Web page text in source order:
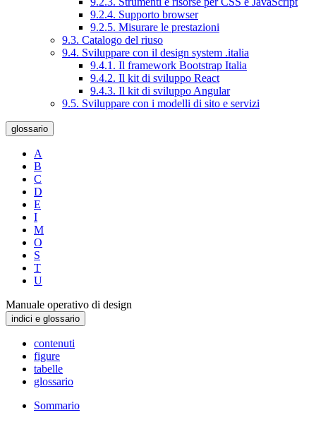
9.2.4. Supporto browser
9.2.5. Misurare le prestazioni
9.3. Catalogo del riuso
9.4. Sviluppare con il design system .italia
9.4.1. Il framework Bootstrap Italia
9.4.2. Il kit di sviluppo React
9.4.3. Il kit di sviluppo Angular
9.5. Sviluppare con i modelli di sito e servizi
glossario
A
B
C
D
E
I
M
O
S
T
U
Manuale operativo di design
indici e glossario
contenuti
figure
tabelle
glossario
Sommario